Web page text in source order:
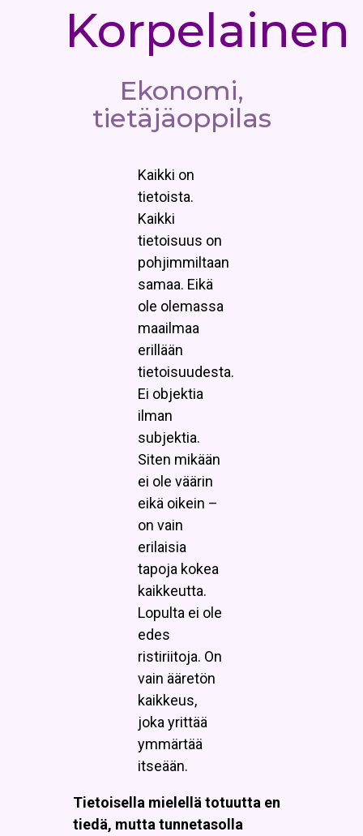
Korpelainen
Ekonomi,
tietäjäoppilas
Kaikki on
tietoista.
Kaikki
tietoisuus on
pohjimmiltaan
samaa. Eikä
ole olemassa
maailmaa
erillään
tietoisuudesta.
Ei objektia
ilman
subjektia.
Siten mikään
ei ole väärin
eikä oikein –
on vain
erilaisia
tapoja kokea
kaikkeutta.
Lopulta ei ole
edes
ristiriitoja. On
vain ääretön
kaikkeus,
joka yrittää
ymmärtää
itseään.
Tietoisella mielellä totuutta en
tiedä, mutta tunnetasolla